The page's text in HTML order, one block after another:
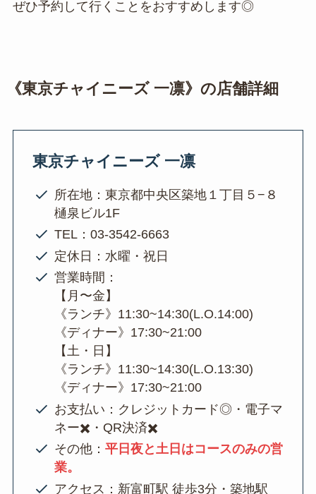
ぜひ予約して行くことをおすすめします◎
《東京チャイニーズ 一凛》の店舗詳細
東京チャイニーズ 一凛
所在地：東京都中央区築地１丁目５−８
樋泉ビル1F
TEL：03-3542-6663
定休日：水曜・祝日
営業時間：
【月〜金】
《ランチ》11:30~14:30(L.O.14:00)
《ディナー》17:30~21:00
【土・日】
《ランチ》11:30~14:30(L.O.13:30)
《ディナー》17:30~21:00
お支払い：クレジットカード◎・電子マ
ネー✖️・QR決済✖️
その他：平日夜と土日はコースのみの営
業。
アクセス：新富町駅 徒歩3分・築地駅